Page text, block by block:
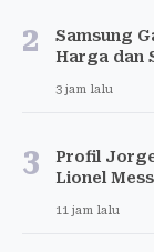
2
Samsung
Harga dan
3 jam lalu
3
Profil
Lionel
11 jam lalu